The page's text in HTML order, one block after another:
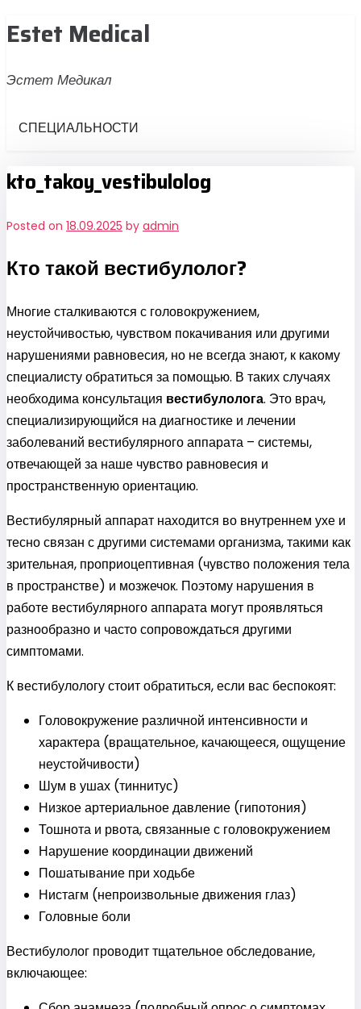
Skip
to
Estet Medical
Эстет Медикал
СПЕЦИАЛЬНОСТИ
kto_takoy_vestibulolog
Posted on 18.09.2025 by admin
Кто такой вестибулолог?
Многие сталкиваются с головокружением,
неустойчивостью, чувством покачивания или другими
нарушениями равновесия, но не всегда знают, к какому
специалисту обратиться за помощью. В таких случаях
необходима консультация вестибулолога. Это врач,
специализирующийся на диагностике и лечении
заболеваний вестибулярного аппарата – системы,
отвечающей за наше чувство равновесия и
пространственную ориентацию.
Вестибулярный аппарат находится во внутреннем ухе и
тесно связан с другими системами организма, такими как
зрительная, проприоцептивная (чувство положения тела
в пространстве) и мозжечок. Поэтому нарушения в
работе вестибулярного аппарата могут проявляться
разнообразно и часто сопровождаться другими
симптомами.
К вестибулологу стоит обратиться, если вас беспокоят:
Головокружение различной интенсивности и
характера (вращательное, качающееся, ощущение
неустойчивости)
Шум в ушах (тиннитус)
Низкое артериальное давление (гипотония)
Тошнота и рвота, связанные с головокружением
Нарушение координации движений
Пошатывание при ходьбе
Нистагм (непроизвольные движения глаз)
Головные боли
Вестибулолог проводит тщательное обследование,
включающее: